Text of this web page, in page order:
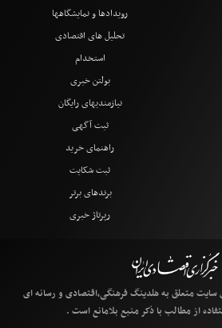
رویدادها و نمایشگاهها
تحلیل های اقتصادی
استخدام
بولتن خبری
نیازمندیهای رایگان
ثبت آگهی
راهنمای خرید
ثبت شکایت
برندهای برتر
رپرتاژ خبری
متعلق به هلدینگ فرهنگی،اقتصادی و رسانه ای
از مطالب با ذکر منبع بلامانع است .